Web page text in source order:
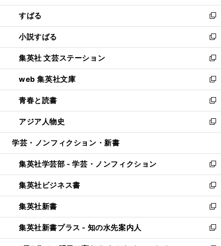
開
く
ウ
で
開
く
ン
ド
ウ
で
開
く
すばる
新
し
い
ウ
ィ
ン
ド
ウ
で
開
く
小説すばる
新
し
い
ウ
ィ
ン
ド
ウ
で
開
集英社 文芸ステーション
新
し
い
ウ
ィ
ン
ド
ウ
開
く
web 集英社文庫
新
し
い
ウ
ィ
ン
ウ
で
開
く
青春と読書
新
し
い
ウ
ン
ド
ウ
で
開
く
アジア人物史
新
し
ウ
ィ
ン
ド
ウ
で
開
く
学芸・ノンフィクション・新書
集英社学芸部 - 学芸・ノンフィクション
新
し
い
ウ
ィ
ン
ド
ウ
集英社ビジネス書
新
し
い
ウ
ィ
ン
集英社新書
新
し
い
ウ
集英社新書プラス - 知の水先案内人
新
し